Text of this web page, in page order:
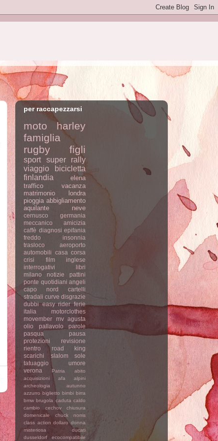
per raccapezzarsi
moto
harley
famiglia
rugby
figli
sport
super rally
viaggio
bicicletta
finlandia
elena
traffico
vacanza
matrimonio
londra
pioggia abbigliamento
aquilante
neve
cernusco
germania
meccanico
amicizia
caffè diagnosi epifania
freddo
insonnia
trasloco
aeroporto
automobili
casa corsa
crisi
film
inglese
interrogativi
libri
milano
notizie
pattini
ponte quotidiani angeli
capo nord
cartelli
stradali curve disgrazie
dubbi
easy rider ferie
italia
motorclothes
movember
mv agusta
olio
pallavolo
parole
pasqua
pausa
protezioni
revisione
rientro
road king
scarichi
slalom
sole
tatuaggio
umore
verona
Patria
abito
acquisizioni
afa
alpini
archeologia
autunno
azzurro
biglietto bimbi birra
bmw brugola caduta caldo
cambio
cechov
chiusura
domenicale
chuck norris
class action dollaro donna
misteriosa
ducati
dusseldorf
ecocompatibile